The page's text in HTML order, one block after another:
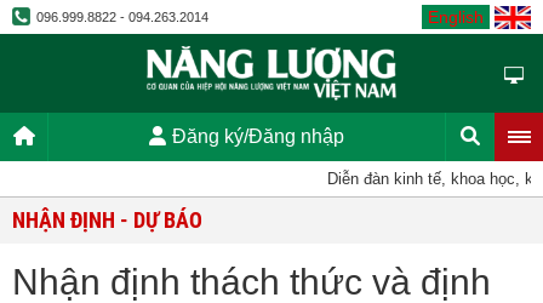
096.999.8822 - 094.263.2014 English
Đăng ký/Đăng nhập
Diễn đàn kinh tế, khoa học, kỹ
NHẬN ĐỊNH - DỰ BÁO
Nhận định thách thức và định